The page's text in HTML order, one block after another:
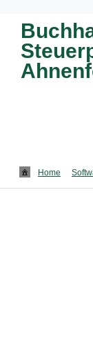
Home